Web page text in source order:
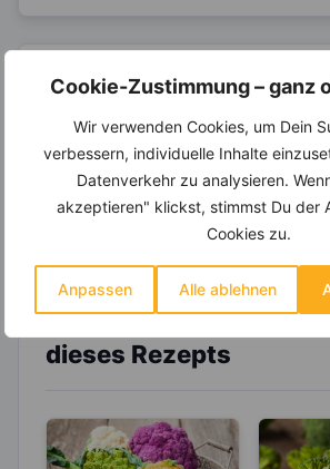
Cookie-Zustimmung – ganz
Wir verwenden Cookies, um Dein
verbessern, individuelle Inhalte
Datenverkehr zu analysieren.
akzeptieren" klickst, stimmst Du der
Cookies zu.
Anpassen Alle ablehnen
14.000 Rezepte, autom.
Einkaufsliste und noch mehr?
Entdecke die invi koo
-Mitgliedschaft und
viele hilfreiche und zeitsparende
um Deine Ernährung optimal zu gestalten.
Erfahre mehr über die
dieses Rezepts